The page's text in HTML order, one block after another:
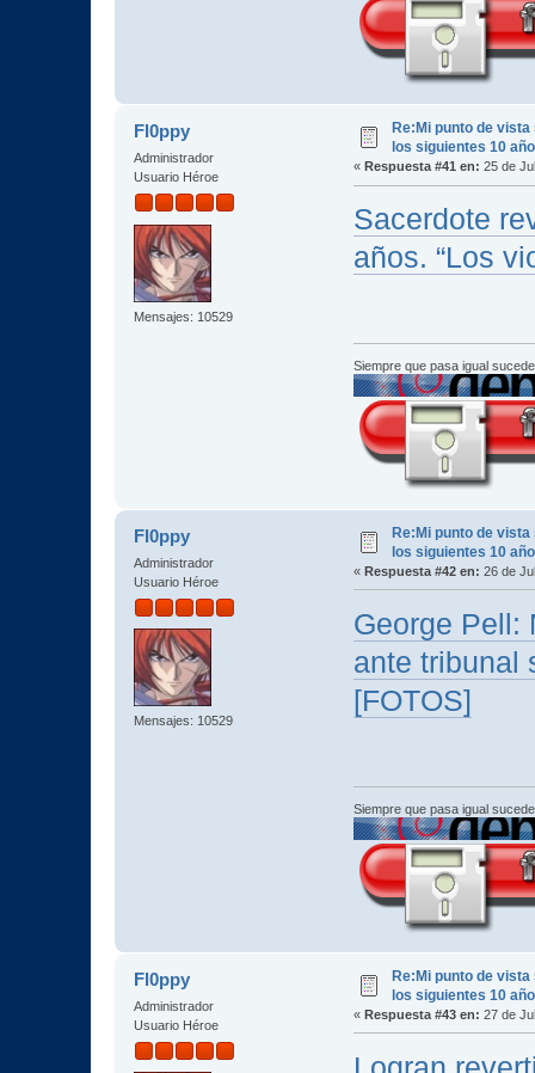
Fl0ppy
Administrador
Usuario Héroe
Mensajes: 10529
Re:Mi punto de
los siguientes 10
« Respuesta #41 en: 25 de
Sacerdote
años. “Los
Siempre que pasa igual
Fl0ppy
Administrador
Usuario Héroe
Mensajes: 10529
Re:Mi punto de
los siguientes 10
« Respuesta #42 en: 26 de
George Pell:
ante tribunal
[FOTOS]
Siempre que pasa igual
Fl0ppy
Administrador
Usuario Héroe
Re:Mi punto de
los siguientes 10
« Respuesta #43 en: 27 de